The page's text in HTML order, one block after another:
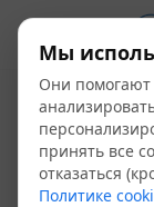
Садовый
Мы
Они помогают
принять все
отказаться
Политике